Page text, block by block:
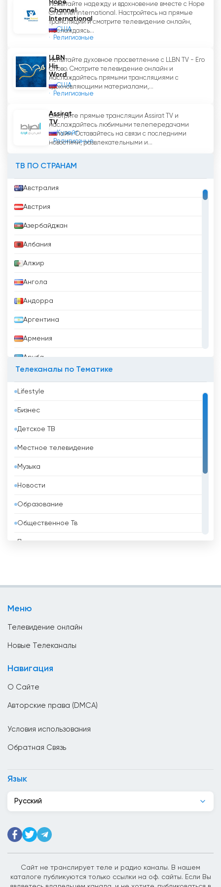
Hope
Channel
International
США
Религиозные
Испытайте надежду и вдохновение вместе с Hope
Channel International. Настройтесь на прямые
трансляции и смотрите телевидение онлайн,
наслаждаясь...
LLBN
His
Word
США
Религиозные
Испытайте духовное просветление с LLBN TV - Его
Слово. Смотрите телевидение онлайн и
наслаждайтесь прямыми трансляциями с
вдохновляющими материалами,...
Assirat
TV
Кувейт
Религиозные
Смотрите прямые трансляции Assirat TV и
наслаждайтесь любимыми телепередачами
онлайн. Оставайтесь на связи с последними
новостями, развлекательными и...
ТВ ПО СТРАНАМ
Австралия
Австрия
Азербайджан
Албания
Алжир
Ангола
Андорра
Аргентина
Армения
Аруба
Бангладеш
Барбадос
Бахрейн
Беларусь
Белиз
Бельгия
Бенин
Болгария
Гаити
Гонк Конг
Грузия
Дания
Телеканалы по Тематике
Lifestyle
Бизнес
Детское ТВ
Местное телевидение
Музыка
Новости
Образование
Общественное Тв
Политические
Меню
Телевидение онлайн
Новые Телеканалы
Навигация
О Сайте
Авторские права (DMCA)
Условия использования
Обратная Связь
Язык
Русский
Сайт не транслирует теле и радио каналы. В нашем
каталоге публикуются только ссылки на оф. сайты. Если Вы